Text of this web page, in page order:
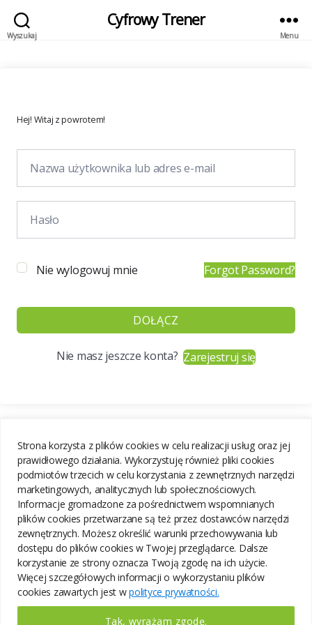
Strona korzysta z plików cookies w celu realizacji usług oraz jej
prawidłowego działania. Wykorzystuję również pliki cookies
podmiotów trzecich w celu korzystania z zewnętrznych narzędzi
marketingowych, analitycznych lub społecznościowych.
Informacje gromadzone za pośrednictwem wspomnianych
plików cookies przetwarzane są też przez dostawców narzędzi
zewnętrznych. Możesz określić warunki przechowywania lub
dostępu do plików cookies w Twojej przeglądarce. Dalsze
korzystanie ze strony oznacza Twoją zgodę na ich użycie.
Więcej szczegółowych informacji o wykorzystaniu plików
cookies zawartych jest wpolityce prywatności.
Tak, wyrażam zgodę.
Wyszukaj
Cyfrowy Trener
Menu
Hej! Witaj z powrotem!
Nie wylogowuj mnie Forgot Password?
DOŁĄCZ
Nie masz jeszcze konta?Zarejestruj się